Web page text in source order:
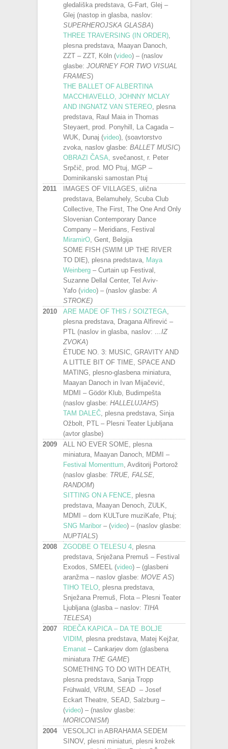
gledališka predstava, G-Fart, Glej –
Glej (nastop in glasba, naslov:
SUPERHEROJSKA GLASBA)
THREE TRAVERSING (IN ORDER)
plesna predstava Maayan Danoch,
ZZT – ZZT, Köln (video) – (naslov
glasbe: JOURNEY FOR TWO VISUAL
FRAMES)
THE BALLET OF ALBERTINA
MACCHIAVELLO, JOHNNY MCLAY
AND INGNATZ VAN STEREO , plesna
predstava, Raul Maia in Thomas
Steyaert, prod. Ponyhill, La Cagada –
WUK, Dunaj (video), (soavtorstvo
zvoka, naslov glasbe: BALLET MUSIC)
OBRAZI ČASA, svečanost, r. Peter
Srpčič, prod. MO Ptuj, MGP –
Dominikanski samostan Ptuj
2011
IMAGES OF VILLAGES, ulična
predstava, Belamuhely, Scuba Club
Collective, The First, The One And Only
Slovenian Contemporary Dance
Company – Meridians, Festival
MiramirO , Gent, Belgija
SOME FISH (SWIM UP THE RIVER
TO DIE), plesna predstava, Maya
Weinberg – Curtain up Festival,
Suzanne Dellal Center, Tel Aviv-
Yafo (video) – (naslov glasbe: A
STROKE)
2010
ARE MADE OF THIS / SOIZTEGA
plesna predstava, Dragana Alfirević –
PTL (naslov in glasba, naslov: …IZ
ZVOKA)
ÉTUDE NO. 3: MUSIC, GRAVITY AND
A LITTLE BIT OF TIME, SPACE AND
MATING, plesno-glasbena miniatura,
Maayan Danoch in Ivan Mijačević,
MDMI – Gödör Klub, Budimpešta
(naslov glasbe: HALLELUJAHS)
TAM DALEČ , plesna predstava, Sinja
Ožbolt, PTL – Plesni Teater Ljubljana
(avtor glasbe)
2009
ALL NO EVER SOME, plesna
miniatura, Maayan Danoch, MDMI –
Festival Momenttum , Avditorij Portorož
(naslov glasbe: TRUE, FALSE,
RANDOM)
SITTING ON A FENCE , plesna
predstava, Maayan Denoch, ZULK,
MDMI – dom KULTure muziKafe, Ptuj;
SNG Maribor – (video) – (naslov glasbe:
NUPTIALS)
2008
ZGODBE O TELESU 4 , plesna
predstava, Snježana Premuš – Festival
Exodos, SMEEL (video) – (glasbeni
aranžma – naslov glasbe: MOVE AS)
TIHO TELO , plesna predstava,
Snježana Premuš, Flota – Plesni Teater
Ljubljana (glasba – naslov: TIHA
TELESA)
2007
RDEČA KAPICA – DA TE BOLJE
VIDIM
plesna predstava, Matej Kejžar,
Emanat – Cankarjev dom (glasbena
miniatura THE GAME)
SOMETHING TO DO WITH DEATH,
plesna predstava, Sanja Tropp
Frühwald, VRUM, SEAD – Josef
Eckart Theatre, SEAD, Salzburg –
(video) – (naslov glasbe:
MORICONISM)
2004
VESOLJCI in ABRAHAMA SEDEM
SINOV, plesni miniaturi, plesni krožek